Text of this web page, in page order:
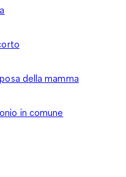
della mamma
in comune